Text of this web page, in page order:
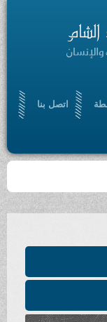
اتصل بنا